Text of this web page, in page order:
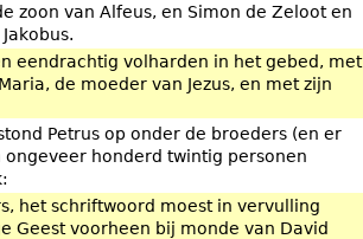
zoon van Alfeus, en Simon de Zeloot en
eendrachtig volharden in het gebed, met
de moeder van Jezus, en met zijn
Petrus op onder de broeders (en er
ongeveer honderd twintig personen
het schriftwoord moest in vervulling
Geest voorheen bij monde van David